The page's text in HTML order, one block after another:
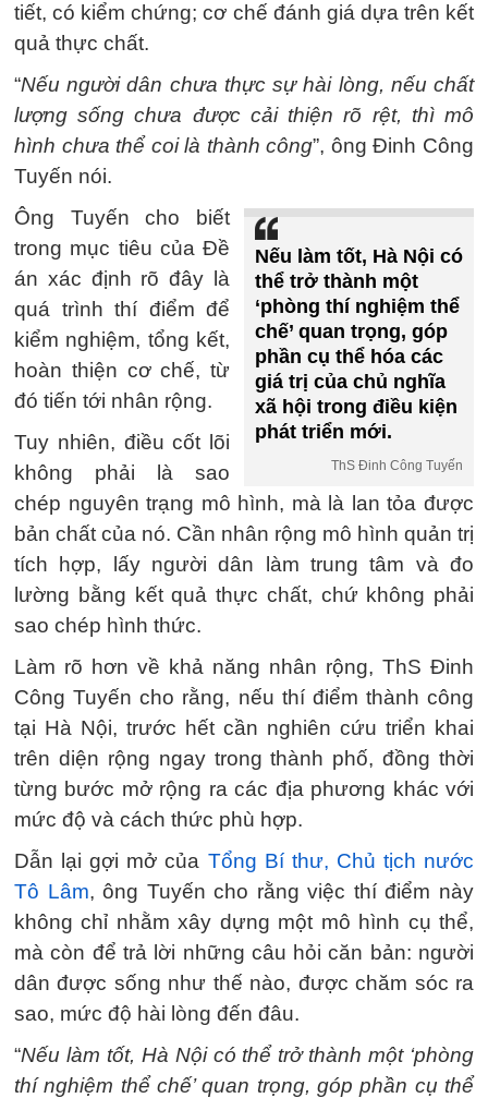
tiết, có kiểm chứng; cơ chế đánh giá dựa trên kết
quả thực chất.
“Nếu người dân chưa thực sự hài lòng, nếu chất
lượng sống chưa được cải thiện rõ rệt, thì mô
hình chưa thể coi là thành công”, ông Đinh Công
Tuyến nói.
Nếu làm tốt, Hà Nội có
thể trở thành một
‘phòng thí nghiệm thể
chế’ quan trọng, góp
phần cụ thể hóa các
giá trị của chủ nghĩa
xã hội trong điều kiện
phát triển mới.
ThS Đinh Công Tuyến
Ông Tuyến cho biết
trong mục tiêu của Đề
án xác định rõ đây là
quá trình thí điểm để
kiểm nghiệm, tổng kết,
hoàn thiện cơ chế, từ
đó tiến tới nhân rộng.
Tuy nhiên, điều cốt lõi
không phải là sao
chép nguyên trạng mô hình, mà là lan tỏa được
bản chất của nó. Cần nhân rộng mô hình quản trị
tích hợp, lấy người dân làm trung tâm và đo
lường bằng kết quả thực chất, chứ không phải
sao chép hình thức.
Làm rõ hơn về khả năng nhân rộng, ThS Đinh
Công Tuyến cho rằng, nếu thí điểm thành công
tại Hà Nội, trước hết cần nghiên cứu triển khai
trên diện rộng ngay trong thành phố, đồng thời
từng bước mở rộng ra các địa phương khác với
mức độ và cách thức phù hợp.
Dẫn lại gợi mở của Tổng Bí thư, Chủ tịch nước
Tô Lâm, ông Tuyến cho rằng việc thí điểm này
không chỉ nhằm xây dựng một mô hình cụ thể,
mà còn để trả lời những câu hỏi căn bản: người
dân được sống như thế nào, được chăm sóc ra
sao, mức độ hài lòng đến đâu.
“Nếu làm tốt, Hà Nội có thể trở thành một ‘phòng
thí nghiệm thể chế’ quan trọng, góp phần cụ thể